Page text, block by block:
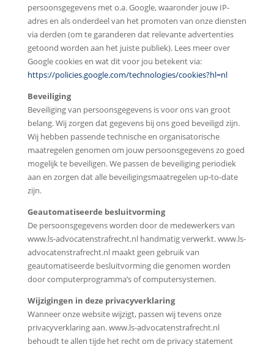
persoonsgegevens met o.a. Google, waaronder jouw IP-
adres en als onderdeel van het promoten van onze diensten
via derden (om te garanderen dat relevante advertenties
getoond worden aan het juiste publiek). Lees meer over
Google cookies en wat dit voor jou betekent via:
https://policies.google.com/technologies/cookies?hl=nl
Beveiliging
Beveiliging van persoonsgegevens is voor ons van groot
belang. Wij zorgen dat gegevens bij ons goed beveiligd zijn.
Wij hebben passende technische en organisatorische
maatregelen genomen om jouw persoonsgegevens zo goed
mogelijk te beveiligen. We passen de beveiliging periodiek
aan en zorgen dat alle beveiligingsmaatregelen up-to-date
zijn.
Geautomatiseerde besluitvorming
De persoonsgegevens worden door de medewerkers van
www.ls-advocatenstrafrecht.nl handmatig verwerkt. www.ls-
advocatenstrafrecht.nl maakt geen gebruik van
geautomatiseerde besluitvorming die genomen worden
door computerprogramma’s of computersystemen.
Wijzigingen in deze privacyverklaring
Wanneer onze website wijzigt, passen wij tevens onze
privacyverklaring aan. www.ls-advocatenstrafrecht.nl
behoudt te allen tijde het recht om de privacy statement